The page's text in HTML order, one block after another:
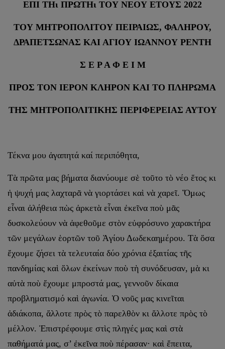
ΕΠΙ ΤΗι ΠΡΩΤΗι ΤΟΥ ΝΕΟΥ ΕΤΟΥΣ 2022
ΤΟΥ ΜΗΤΡΟΠΟΛΙΤΟΥ ΠΕΙΡΑΙΩΣ, ΦΑΛΗΡΟΥ,
ΔΡΑΠΕΤΣΩΝΑΣ ΚΑΙ ΑΓΙΟΥ ΙΩΑΝΝΟΥ ΡΕΝΤΗ
Σ Ε Ρ Α Φ Ε Ι Μ
ΠΡΟΣ ΤΟΝ ΙΕΡΟΝ ΚΛΗΡΟΝ ΚΑΙ ΤΟ ΠΛΗΡΩΜΑ
ΤΗΣ ΜΗΤΡΟΠΟΛΙΤΙΚΗΣ ΠΕΡΙΦΕΡΕΙΑΣ ΑΥΤΟΥ
Τέκνα μου ἀγαπητά καί περιπόθητα,
Τὰ πρῶτα μας βήματα διανύουμε σὲ τοῦτο τὸ νέο ἕτος κι
ἡ ψυχή μας λαχταρᾶ νὰ γιορτάσει καὶ νὰ χαρεῖ. Ὅμως
εἶναι ἀλήθεια πὼς ἀρκετὰ εἶναι ἐκεῖνα ποὺ μᾶς
δυσκολεύουν νὰ ἀφεθοῦμε στὸν εὐφρόσυνο χαρακτήρα
τῶν μεγάλων ἑορτῶν τοῦ Ἁγίου Δωδεκαημέρου. Τὰ ὅσα
ἔχουμε ζήσει τὰ τελευταία δύο χρόνια ἐξαιτίας τῆς
πανδημίας καὶ ὅλων ἐκείνων ποὺ τὴ συνόδευσαν, μὰ κι
αὐτὰ ποὺ ἔχουμε μπροστά μας, γεννοῦν δίκαια
προβληματισμό καὶ ἀγωνία. Ὁ νοῦς μας κινεῖται
ἀδιάκοπα, ἄλλοτε πρὸς τὸ παρελθὸν κι ἄλλοτε πρὸς τὸ
μέλλον. Ἐπιστρέφουμε στὶς πληγές μας καὶ στὰ
παθήματά μας, σ’ ἐκεῖνα ποὺ πέρασαν· καὶ ἔπειτα,